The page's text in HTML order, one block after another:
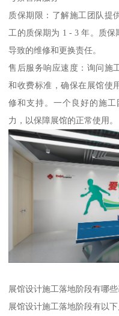
质保期限：了解施工团队提
工的质保期为 1 - 3 年。质
导致的维修和更换责任。
售后服务响应速度：询问施
和收费标准，确保在展馆使
修和支持。一个良好的施
力，以保障展馆的正常使用。
展馆设计施工落地阶段有哪些
展馆设计施工落地阶段有以